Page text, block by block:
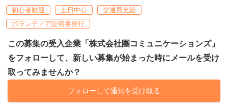
初心者歓迎 土日中心
交通費支給
ボランティア証明書発行
この募集の受入企業「株式会社團コミュニケーションズ」
をフォローして、新しい募集が始まった時にメールを受け
取ってみませんか？
フォローして通知を受け取る